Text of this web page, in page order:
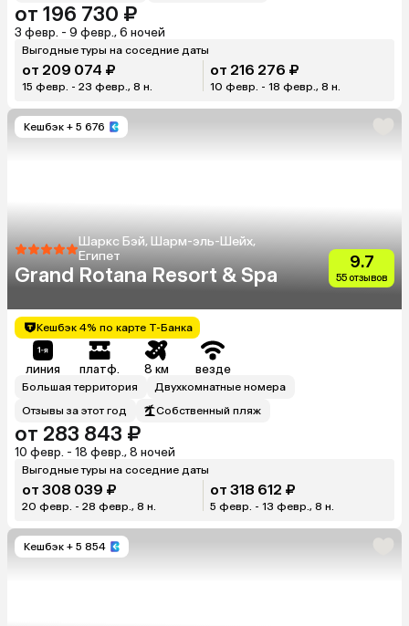
от 196 730 ₽
3 февр. - 9 февр., 6 ночей
Выгодные туры на соседние даты
от 209 074 ₽
15 февр. - 23 февр., 8 н.
от 216 276 ₽
10 февр. - 18 февр., 8 н.
Кешбэк + 5 676
Шаркс Бэй, Шарм-эль-Шейх,
Египет
Grand Rotana Resort & Spa
9.7
55 отзывов
Кешбэк 4% по карте Т-Банка
линия платф. 8 км везде
Большая территория
Двухкомнатные номера
Отзывы за этот год
Собственный пляж
от 283 843 ₽
10 февр. - 18 февр., 8 ночей
Выгодные туры на соседние даты
от 308 039 ₽
20 февр. - 28 февр., 8 н.
от 318 612 ₽
5 февр. - 13 февр., 8 н.
Кешбэк + 5 854